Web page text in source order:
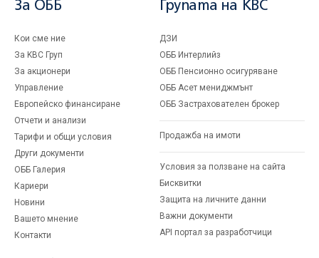
За ОББ
Кои сме ние
За KBC Груп
За акционери
Управление
Европейско финансиране
Отчети и анализи
Тарифи и общи условия
Други документи
ОББ Галерия
Кариери
Новини
Вашето мнение
Контакти
Групата на KBC
ДЗИ
ОББ Интерлийз
ОББ Пенсионно осигуряване
ОББ Асет мениджмънт
ОББ Застрахователен брокер
Продажба на имоти
Условия за ползване на сайта
Бисквитки
Защита на личните данни
Важни документи
API портал за разработчици